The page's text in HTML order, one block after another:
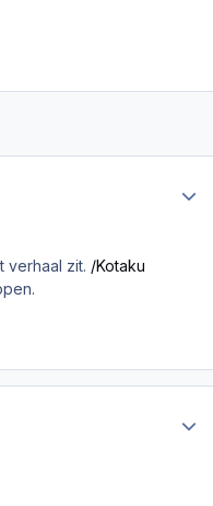
verhaal zit. /Kotaku